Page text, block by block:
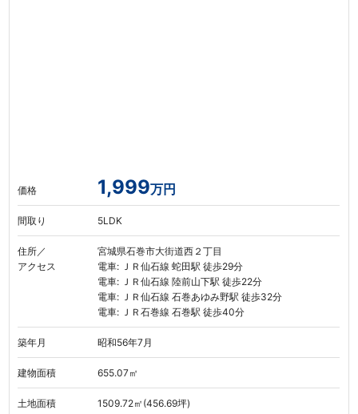
価格 1,999万円
間取り 5LDK
住所／
アクセス
宮城県石巻市大街道西２丁目
電車: ＪＲ仙石線 蛇田駅 徒歩29分
電車: ＪＲ仙石線 陸前山下駅 徒歩22分
電車: ＪＲ仙石線 石巻あゆみ野駅 徒歩32分
電車: ＪＲ石巻線 石巻駅 徒歩40分
築年月 昭和56年7月
建物面積 655.07㎡
土地面積 1509.72㎡(456.69坪)